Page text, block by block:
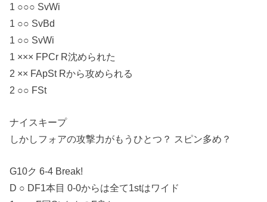
1 ○○○ SvWi
1 ○○ SvBd
1 ○○ SvWi
1 ××× FPCr R沈められた
2 ×× FApSt Rから攻められる
2 ○○ FSt
ナイスキープ
しかしフォアの攻撃力がもうひとつ？ スピン多め？
G10ク 6-4 Break!
D ○ DF1本目 0-0からは全て1stはワイド